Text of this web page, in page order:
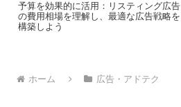
予算を効果的に活用：リスティング広告
の費用相場を理解し、最適な広告戦略を
構築しよう
ホーム 広告・アドテク